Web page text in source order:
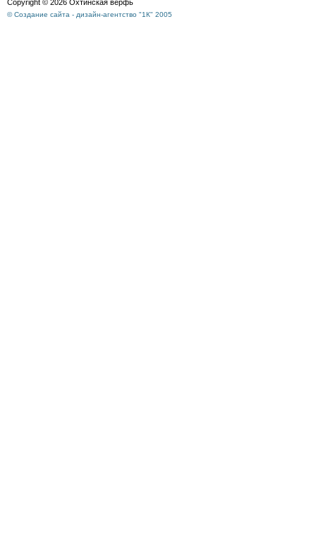
Copyright © 2026 Охтинская верфь
© Создание сайта - дизайн-агентство "1К" 2005